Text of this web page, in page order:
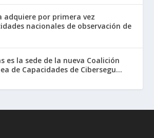
adquiere por primera vez
nacionales de observación de
es la sede de la nueva Coalición
de Capacidades de Cibersegu...